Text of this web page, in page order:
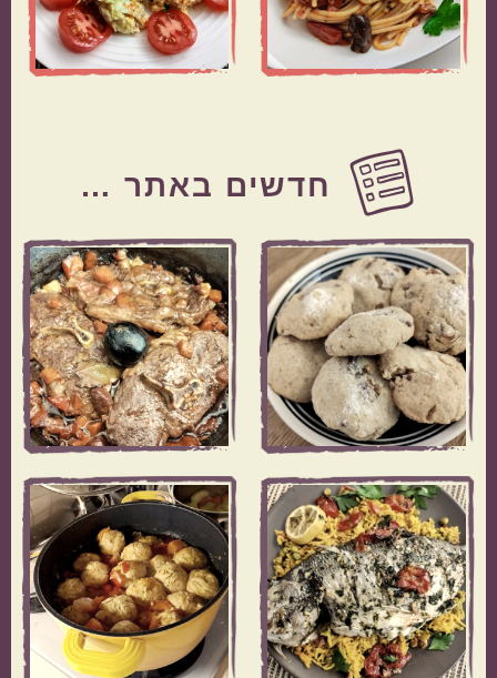
Before
Footer
חדשים באתר …